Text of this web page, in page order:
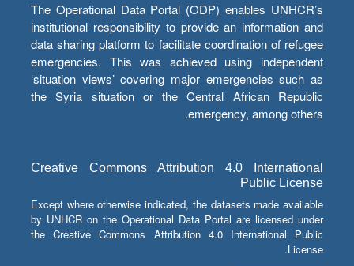
The Operational Data Portal (ODP) enables UNHCR’s
institutional responsibility to provide an information and
data sharing platform to facilitate coordination of refugee
emergencies. This was achieved using independent
‘situation views’ covering major emergencies such as
the Syria situation or the Central African Republic
emergency, among others.
Creative Commons Attribution 4.0 International
Public License
Except where otherwise indicated, the datasets made available
by UNHCR on the Operational Data Portal are licensed under
the Creative Commons Attribution 4.0 International Public
License.